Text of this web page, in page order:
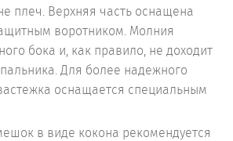
плеч. Верхняя часть оснащена
воротником. Молния
бока и, как правило, не доходит
Для более надежного
оснащается специальным
в виде кокона рекомендуется